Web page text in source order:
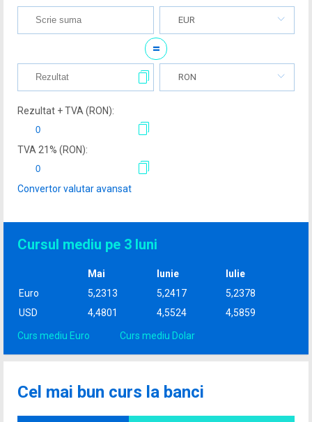
EUR
=
RON
Rezultat + TVA (RON):
TVA 21% (RON):
Convertor valutar avansat
Cursul mediu pe 3 luni
Mai Iunie
Iulie
Euro
5,2313 5,2417
5,2378
USD
4,4801 4,5524 4,5859
Curs mediu Euro Curs mediu Dolar
Cel mai bun curs la banci